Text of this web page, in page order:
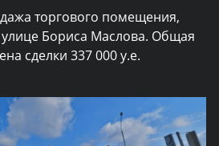
торгового помещения,
Бориса Маслова. Общая
сделки 337 000 у.е.